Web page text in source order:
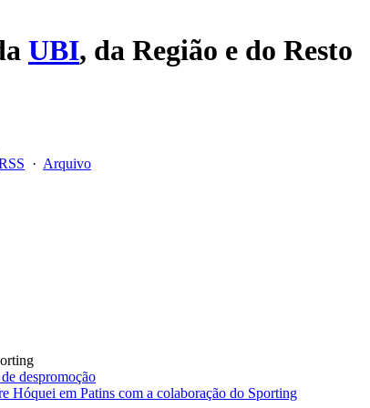
UBI, da Região e do Resto
· Arquivo
despromoção
Hóquei em Patins com a colaboração do Sporting